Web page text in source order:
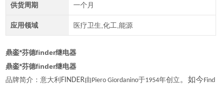
供货周期 一个月
应用领域 医疗卫生,化工,能源
鼎銮*芬德finder继电器
鼎銮*芬德finder继电器
品牌简介：意大利 FINDER由Piero Giordanino于1954年创立。如今Find